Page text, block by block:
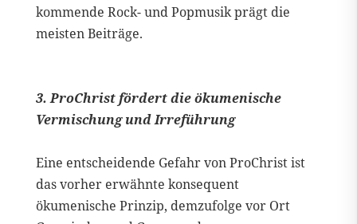
kommende Rock- und Popmusik prägt die
meisten Beiträge.
3. ProChrist fördert die ökumenische
Vermischung und Irreführung
Eine entscheidende Gefahr von ProChrist ist
das vorher erwähnte konsequent
ökumenische Prinzip, demzufolge vor Ort